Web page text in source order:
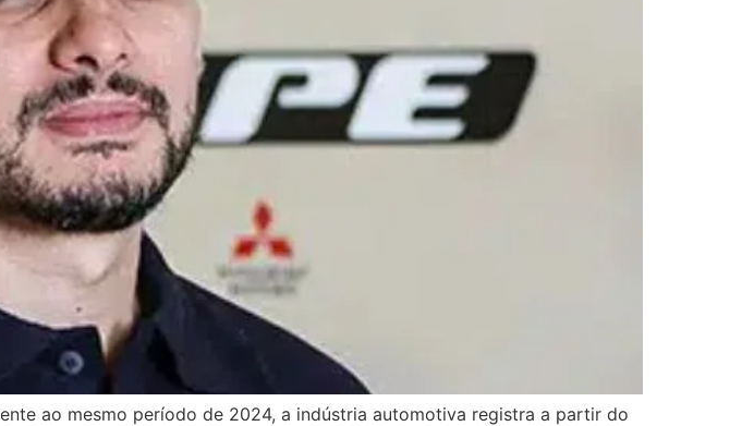
ao mesmo período de 2024, a indústria automotiva registra a partir do